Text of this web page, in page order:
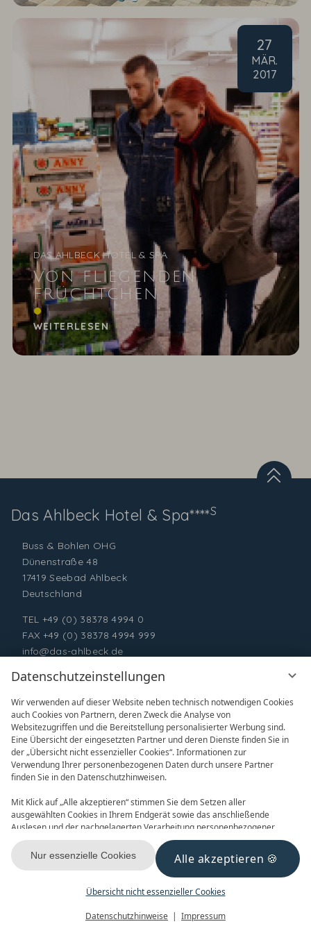
Datenschutzeinstellungen
Wir verwenden auf dieser Website neben technisch notwendigen Cookies
auch Cookies von Partnern, deren Zweck die Analyse von
Websitezugriffen und die Bereitstellung personalisierter Werbung sind.
Eine Übersicht der eingesetzten Partner und deren Dienste finden Sie in
der „Übersicht nicht essenzieller Cookies“. Informationen zur
Verwendung Ihrer personenbezogenen Daten durch unsere Partner
finden Sie in den Datenschutzhinweisen.
Mit Klick auf „Alle akzeptieren“ stimmen Sie dem Setzen aller
ausgewählten Cookies in Ihrem Endgerät sowie das anschließende
Auslesen und der nachgelagerten Verarbeitung personenbezogener
Daten (z.B. Ihrer IP-Adresse) durch uns und unseren Partnern zu. Falls
Sie damit nicht einverstanden sind, klicken Sie bitte auf „Nur essenzielle
Cookies“. Eine individuelle Auswahl können Sie unter „Übersicht nicht
essenzieller Cookies“ tätigen. Sie können Ihre Auswahl im Fußbereich
dieser Website oder in den Datenschutzhinweisen jederzeit aufrufen und
Alle akzeptieren
Nur essenzielle Cookies
Übersicht nicht essenzieller Cookies
Datenschutzhinweise Impressum
GutscheineBuchen
27
MÄR.
2017
VON FLIEGENDEN
FRÜCHTCHEN
und klammen Fingern Die Sonne strahlt uns aus
einem azurblauen Frühlingshimmel an, wärmt die
wintersteifen...
DAS AHLBECK HOTEL & SPA
WEITERLESEN
Das Ahlbeck Hotel & Spa****S
Buss & Bohlen OHG
Dünenstraße 48
17419 Seebad Ahlbeck
Deutschland
TEL +49 (0) 38378 4994 0
FAX +49 (0) 38378 4994 999
info@das-ahlbeck.de
ONLINE BUCHEN ANFRAGEN
GUTSCHEINE NEWSLETTER